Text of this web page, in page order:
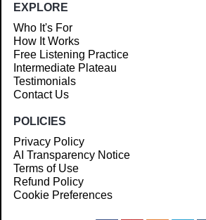
EXPLORE
Who It's For
How It Works
Free Listening Practice
Intermediate Plateau
Testimonials
Contact Us
POLICIES
Privacy Policy
AI Transparency Notice
Terms of Use
Refund Policy
Cookie Preferences